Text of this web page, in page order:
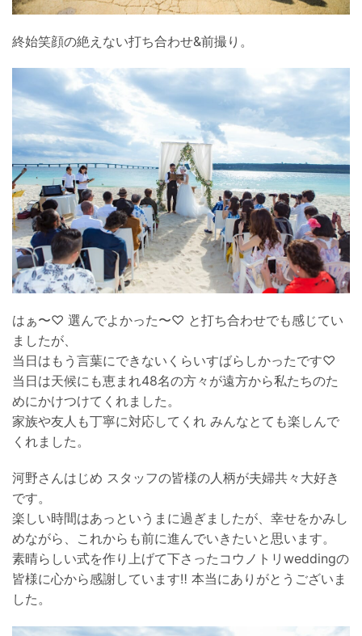
終始笑顔の絶えない打ち合わせ&前撮り。
はぁ〜♡ 選んでよかった〜♡ と打ち合わせでも感じてい
ましたが、
当日はもう言葉にできないくらいすばらしかったです♡
当日は天候にも恵まれ48名の方々が遠方から私たちのた
めにかけつけてくれました。
家族や友人も丁寧に対応してくれ みんなとても楽しんで
くれました。
河野さんはじめ スタッフの皆様の人柄が夫婦共々大好き
です。
楽しい時間はあっというまに過ぎましたが、幸せをかみし
めながら、これからも前に進んでいきたいと思います。
素晴らしい式を作り上げて下さったコウノトリweddingの
皆様に心から感謝しています‼︎ 本当にありがとうございま
した。